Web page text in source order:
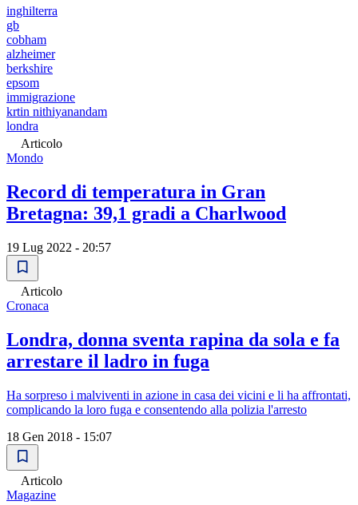
inghilterra
gb
cobham
alzheimer
berkshire
epsom
immigrazione
krtin nithiyanandam
londra
Articolo
Mondo
Record di temperatura in Gran
Bretagna: 39,1 gradi a Charlwood
19 Lug 2022 - 20:57
Articolo
Cronaca
Londra, donna sventa rapina da sola e fa
arrestare il ladro in fuga
Ha sorpreso i malviventi in azione in casa dei vicini e li ha affrontati,
complicando la loro fuga e consentendo alla polizia l'arresto
18 Gen 2018 - 15:07
Articolo
Magazine